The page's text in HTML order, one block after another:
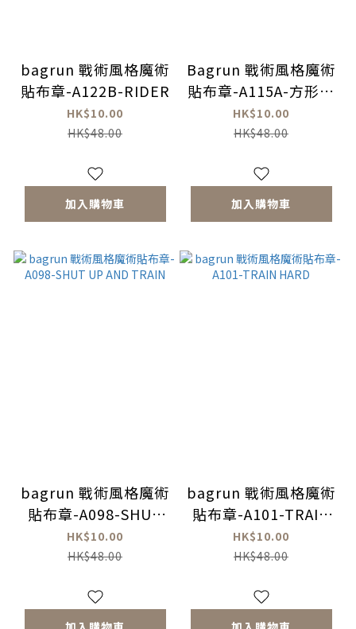
bagrun 戰術風格魔術
貼布章-A122B-RIDER
HK$10.00
HK$48.00
加入購物車
Bagrun 戰術風格魔術
貼布章-A115A-方形帳
篷
HK$10.00
HK$48.00
加入購物車
bagrun 戰術風格魔術
貼布章-A098-SHUT
UP AND TRAIN
HK$10.00
HK$48.00
bagrun 戰術風格魔術
貼布章-A101-TRAIN
HARD
HK$10.00
HK$48.00